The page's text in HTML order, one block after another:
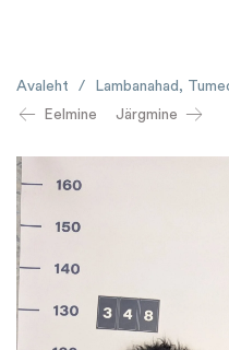
Avaleht / Lambanahad ,
Eelmine
Järgmine